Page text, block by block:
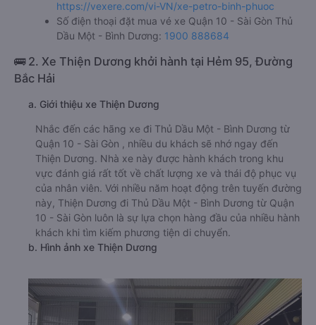
https://vexere.com/vi-VN/xe-petro-binh-phuoc
Số điện thoại đặt mua vé xe Quận 10 - Sài Gòn Thủ
Dầu Một - Bình Dương: 1900 888684
🚌 2. Xe Thiện Dương khởi hành tại Hẻm 95, Đường
Bắc Hải
a. Giới thiệu xe Thiện Dương
Nhắc đến các hãng xe đi Thủ Dầu Một - Bình Dương từ
Quận 10 - Sài Gòn , nhiều du khách sẽ nhớ ngay đến
Thiện Dương. Nhà xe này được hành khách trong khu
vực đánh giá rất tốt về chất lượng xe và thái độ phục vụ
của nhân viên. Với nhiều năm hoạt động trên tuyến đường
này, Thiện Dương đi Thủ Dầu Một - Bình Dương từ Quận
10 - Sài Gòn luôn là sự lựa chọn hàng đầu của nhiều hành
khách khi tìm kiếm phương tiện di chuyển.
b. Hình ảnh xe Thiện Dương